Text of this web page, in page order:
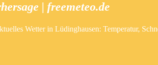
| freemeteo.de
Wetter in Lüdinghausen: Temperatur,